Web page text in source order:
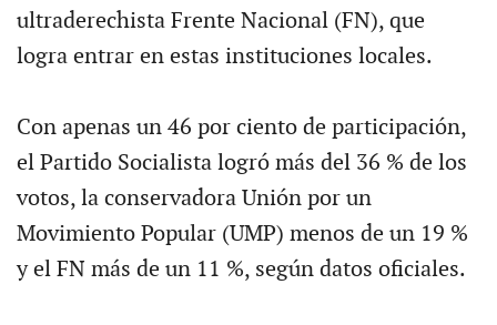
ultraderechista Frente Nacional (FN), que
logra entrar en estas instituciones locales.
Con apenas un 46 por ciento de participación,
el Partido Socialista logró más del 36 % de los
votos, la conservadora Unión por un
Movimiento Popular (UMP) menos de un 19 %
y el FN más de un 11 %, según datos oficiales.